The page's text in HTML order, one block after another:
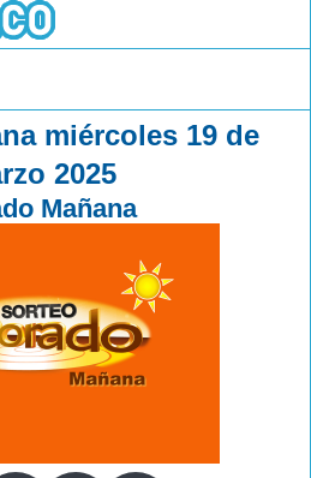
miércoles 19 de
2025
Mañana